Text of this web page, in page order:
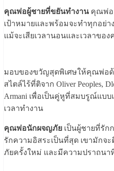
คุณพ่อผู้ชายที่ขยันทำงาน คุณพ่อ
เป้าหมายและพร้อมจะทำทุกอย่า
แม้จะเสียเวลานอนและเวลาขอ
มอบของขวัญสุดพิเศษให้คุณพ่อ
สไตล์ไร้ที่ติจาก Oliver Peoples,
Armani เพื่อเป็นคู่หูที่สมบรูณ์แบ
เวลาทำงาน
คุณพ่อนักผจญภัย เป็นผู้ชายที่รัก
รักความอิสระเป็นที่สุด เขามักจ
ภัยครั้งใหม่ และมีความปราถนา